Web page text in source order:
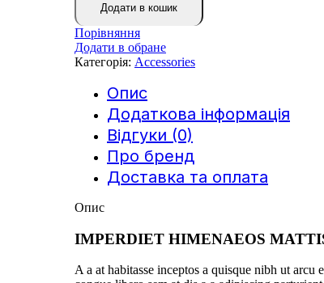
Додати в кошик
Порівняння
Додати в обране
Категорія: Accessories
Опис
Додаткова інформація
Відгуки (0)
Про бренд
Доставка та оплата
Опис
IMPERDIET HIMENAEOS
A a at habitasse inceptos a quisque nibh ut arcu